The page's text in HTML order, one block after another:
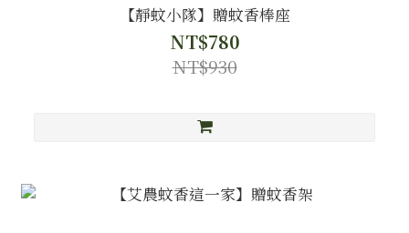
【靜蚊小隊】贈蚊香棒座
NT$780
NT$930